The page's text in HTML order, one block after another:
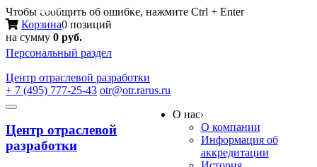
Чтобы сообщить об ошибке, нажмите Ctrl + Enter
Корзина0 позиций
на сумму 0 руб.
Персональный раздел
Центр отраслевой разработки
+ 7 (495) 777-25-43 otr@otr.rarus.ru
Toggle
Меню
Центр отраслевой
разработки
О нас›
О компании
Информация об
аккредитации